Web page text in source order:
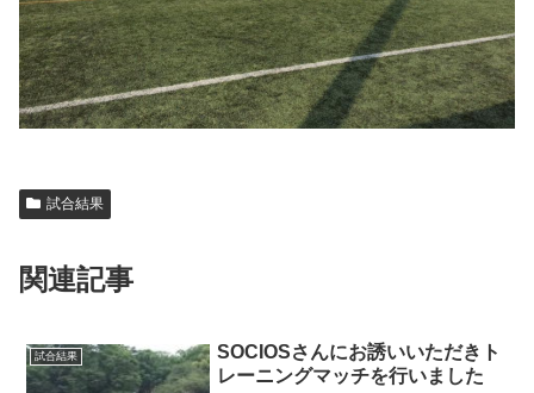
試合結果
関連記事
試合結果
SOCIOSさんにお誘いいただきト
レーニングマッチを行いました